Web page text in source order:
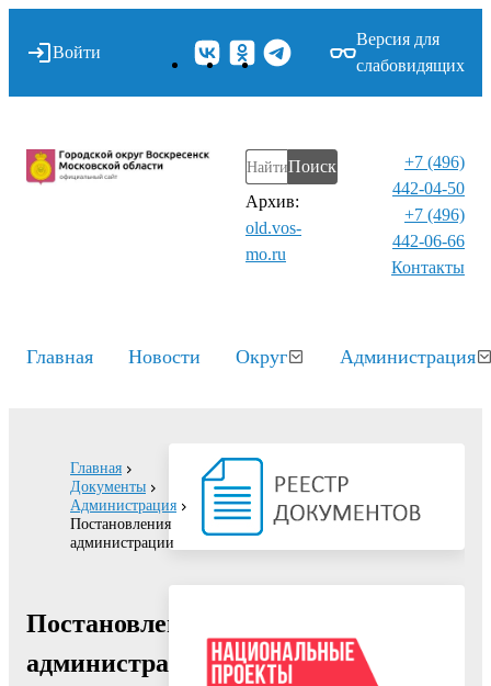
Войти
Версия для
слабовидящих
Поиск
Архив:
old.vos-
mo.ru
+7 (496)
442-04-50
+7 (496)
442-06-66
Контакты⁠
Главная Новости Округ Администрация
Главная
Документы
Администрация
Постановления
администрации
Постановление
администрации